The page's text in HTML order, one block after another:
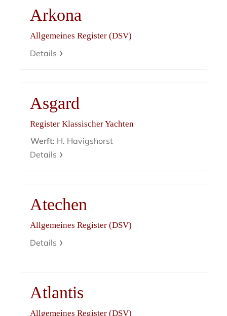
Arkona
Allgemeines Register (DSV)
Details
Asgard
Register Klassischer Yachten
Werft: H. Havigshorst
Details
Atechen
Allgemeines Register (DSV)
Details
Atlantis
Allgemeines Register (DSV)